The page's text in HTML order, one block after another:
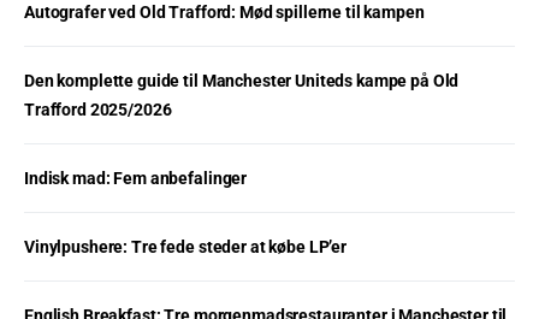
Autografer ved Old Trafford: Mød spillerne til kampen
Den komplette guide til Manchester Uniteds kampe på Old
Trafford 2025/2026
Indisk mad: Fem anbefalinger
Vinylpushere: Tre fede steder at købe LP’er